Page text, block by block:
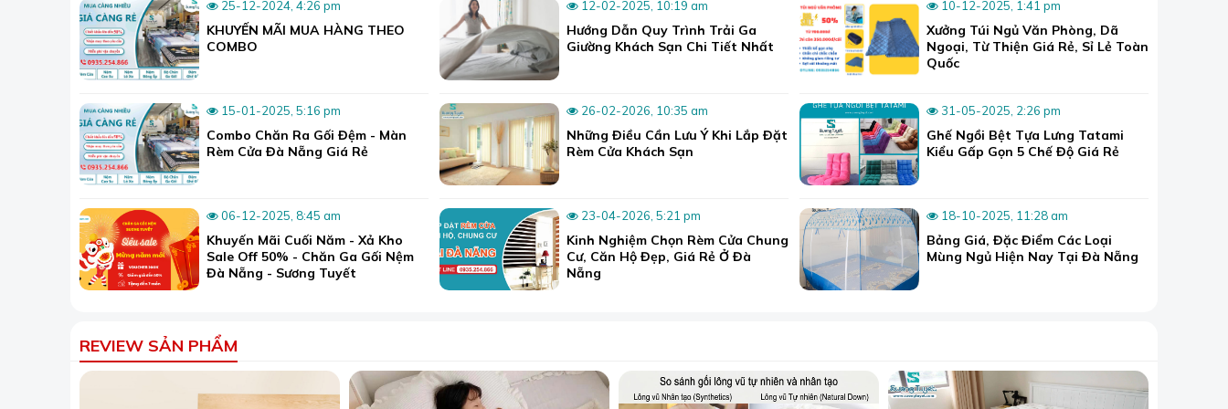
Cam kết giá chăn ga gối đệm luôn cạnh tranh tốt nhất thị trường.
Luôn giao hàng đúng hẹn và đúng thời gian đã ghi trong hợp đồng.
Luôn có đội ngũ nhân viên sẵn sàng hỗ trợ tư vấn.
Trên đây là những thông tin về chiếu điều hòa cao su non 008, nó sẽ là một sự lựa chọn rất tốt cho bạn vào dịp hè, nắng
nóng. Nếu quan tâm đến những sản phẩm khác của chúng tôi, bạn hãy liên hệ ngay để được tư vấn và báo giá cụ thể nhé!
📞Hotline:0935.254.866
📍 Showroom1: 80 Nguyễn Tri Phương, phường Thanh Khê, TP. Đà Nẵng
📍 Showroom2: 12 Tô Hiệu, phường Hòa Khánh, TP. Đà Nẵng
📍 Showroom3: 71 Trương Quốc Dụng, phường Sơn Trà, TP. Đà Nẵng
🌐Website:suongtuyet.com
25-12-2024, 4:26 pm
KHUYẾN MÃI MUA HÀNG THEO
COMBO
15-01-2025, 5:16 pm
Combo Chăn Ra Gối Đệm - Màn
Rèm Cửa Đà Nẵng Giá Rẻ
06-12-2025, 8:45 am
Khuyến Mãi Cuối Năm - Xả Kho
Sale Off 50% - Chăn Ga Gối Nệm
Đà Nẵng - Sương Tuyết
12-02-2025, 10:19 am
Hướng Dẫn Quy Trình Trải Ga
Giường Khách Sạn Chi Tiết Nhất
26-02-2026, 10:35 am
Những Điều Cần Lưu Ý Khi Lắp Đặt
Rèm Cửa Khách Sạn
23-04-2026, 5:21 pm
Kinh Nghiệm Chọn Rèm Cửa Chung
Cư, Căn Hộ Đẹp, Giá Rẻ Ở Đà
Nẵng
10-12-2025, 1:41 pm
Xưởng Túi Ngủ Văn Phòng, Dã
Ngoại, Từ Thiện Giá Rẻ, Sỉ Lẻ Toàn
Quốc
31-05-2025, 2:26 pm
Ghế Ngồi Bệt Tựa Lưng Tatami
Kiểu Gấp Gọn 5 Chế Độ Giá Rẻ
18-10-2025, 11:28 am
Bảng Giá, Đặc Điểm Các Loại
Mùng Ngủ Hiện Nay Tại Đà Nẵng
REVIEW SẢN PHẨM